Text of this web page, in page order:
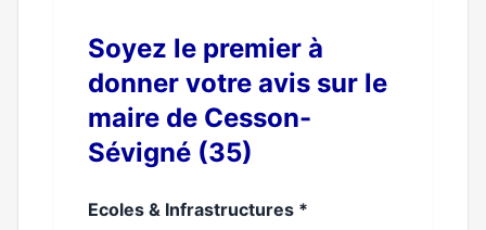
Soyez le premier à
donner votre avis sur le
maire de Cesson-
Sévigné (35)
Ecoles & Infrastructures *